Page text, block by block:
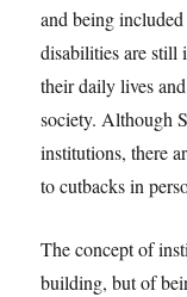
and being
disabilities are still
their daily lives
society. Although
institutions, there
to cutbacks in
The concept of
building, but of